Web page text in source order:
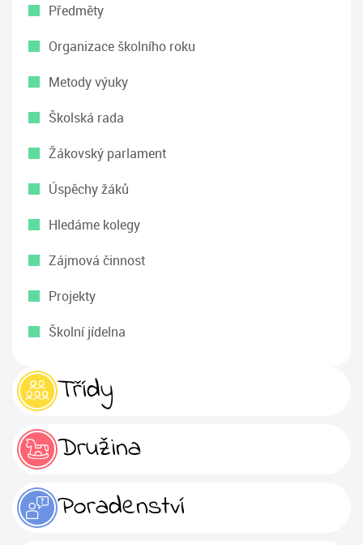
Předměty
Organizace školního roku
Metody výuky
Školská rada
Žákovský parlament
Úspěchy žáků
Hledáme kolegy
Zájmová činnost
Projekty
Školní jídelna
Třídy
Družina
Poradenství